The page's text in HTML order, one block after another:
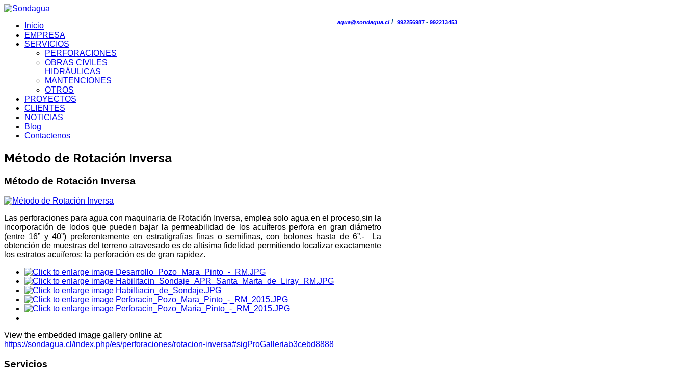
agua@sondagua.cl/ 992256987 - 992213453
Inicio
EMPRESA
SERVICIOS
PERFORACIONES
OBRAS CIVILES
HIDRÁULICAS
MANTENCIONES
OTROS
PROYECTOS
CLIENTES
NOTICIAS
Blog
Contactenos
Método de Rotación Inversa
Método de Rotación Inversa
Las perforaciones para agua con maquinaria de Rotación Inversa, emplea solo agua en el proceso,sin la
incorporación de lodos que pueden bajar la permeabilidad de los acuíferos perfora en gran diámetro
(entre 16” y 40”) preferentemente en estratigrafías finas o semifinas, con bolones hasta de 6”.- La
obtención de muestras del terreno atravesado es de altísima fidelidad permitiendo localizar exactamente
los estratos acuíferos; la perforación es de gran rapidez.
View the embedded image gallery online at:
https://sondagua.cl/index.php/es/perforaciones/rotacion-inversa#sigProGalleriab3cebd8888
Servicios